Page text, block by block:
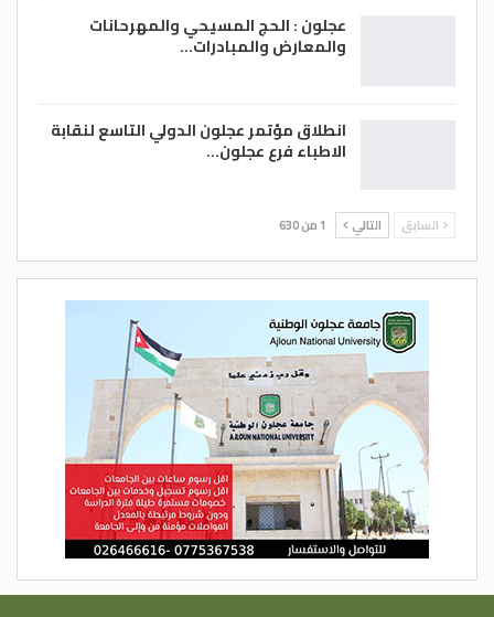
عجلون : الحج المسيحي والمهرحانات
والمعارض والمبادرات…
انطلاق مؤتمر عجلون الدولي التاسع لنقابة
الاطباء فرع عجلون…
السابق التالي 1 من 630